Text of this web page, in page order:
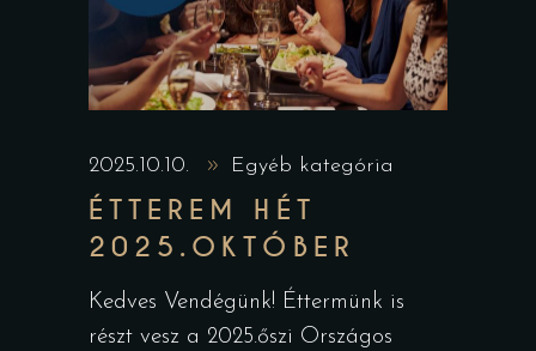
2025.10.10. Egyéb kategória
ÉTTEREM HÉT
2025.OKTÓBER
Kedves Vendégünk! Éttermünk is
részt vesz a 2025.őszi Országos